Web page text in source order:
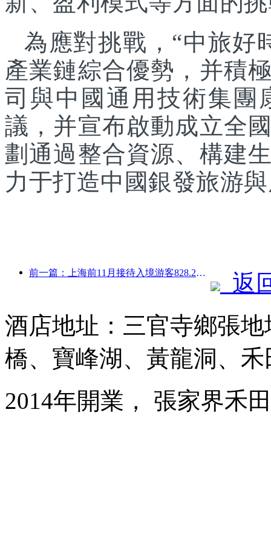
為應對挑戰，“中旅好
產業鏈綜合優勢，并積
司與中國通用技術集團
議，并宣布啟動成立全
劃通過整合資源、構建
力于打造中國銀發旅游
前一篇：上海前11月接待入境游客828.2萬人次，超越年初預期
返
酒店地址：三官寺鄉張
橋、寶峰湖、黃龍洞、
2014年開業， 張家界